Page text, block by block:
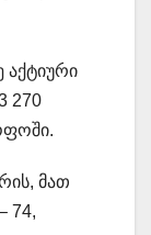
აქტიური
270
მათ
74,